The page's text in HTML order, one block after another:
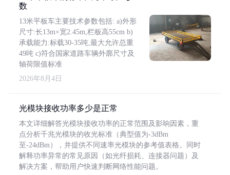
数
13米平板车主要技术参数包括: a)外形
尺寸:长13m×宽2.45m,栏板高55cm b)
承载能力:标载30-35吨,最大允许总重
49吨 c)符合国家道路车辆外廓尺寸及
轴荷限值标准
2026年8月4日
光模块接收功率多少是正常
本文详细解答光模块接收功率的正常范围及影响因素，重
点分析千兆光模块的收光标准（典型值为-3dBm
至-24dBm），并提供不同速率光模块的参考值表格。同时
解释功率异常的常见原因（如光纤损耗、连接器问题）及
解决方案，帮助用户快速判断网络性能问题。